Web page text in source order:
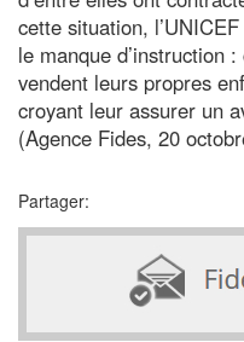
cette situation,
le manque d’instruction
vendent leurs propres
croyant leur assurer un
(Agence Fides, 20
Partager: